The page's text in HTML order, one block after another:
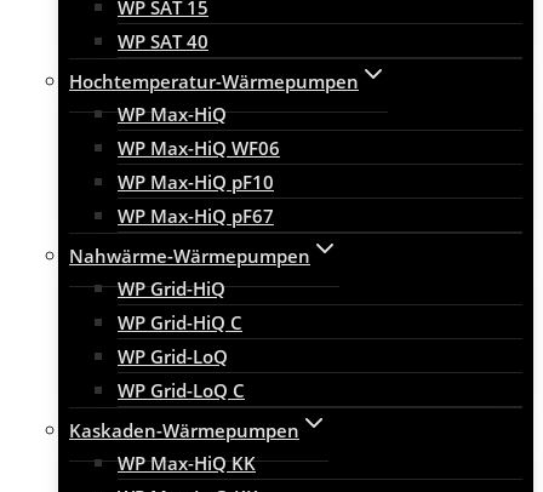
WP SAT 15
WP SAT 40
Hochtemperatur-Wärmepumpen
WP Max-HiQ
WP Max-HiQ WF06
WP Max-HiQ pF10
WP Max-HiQ pF67
Nahwärme-Wärmepumpen
WP Grid-HiQ
WP Grid-HiQ C
WP Grid-LoQ
WP Grid-LoQ C
Kaskaden-Wärmepumpen
WP Max-HiQ KK